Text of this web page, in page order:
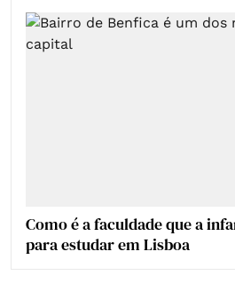
Como é a faculdade que a
para estudar em Lisboa